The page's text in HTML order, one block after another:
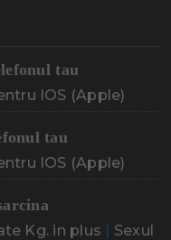
tau
IOS (Apple)
tau
IOS (Apple)
Kg. in plus | Sexul